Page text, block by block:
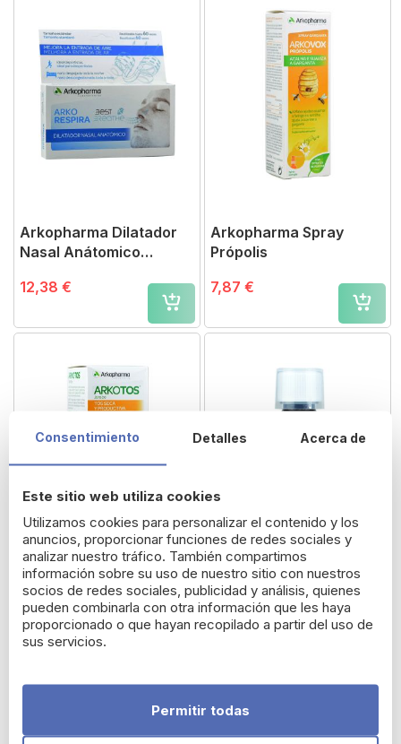
Arkopharma Dilatador
Nasal Anátomico
12,38 €
Arkopharma Spray
Própolis
7,87 €
ArkoTos Jarabe Adulto
9,26 €
Bisolherbal Jarabe 2 en
1
Consentimiento Detalles Acerca de
Este sitio web utiliza cookies
Utilizamos cookies para personalizar el contenido y los
anuncios, proporcionar funciones de redes sociales y
analizar nuestro tráfico. También compartimos
información sobre su uso de nuestro sitio con nuestros
socios de redes sociales, publicidad y análisis, quienes
pueden combinarla con otra información que les haya
proporcionado o que hayan recopilado a partir del uso de
sus servicios.
Permitir todas